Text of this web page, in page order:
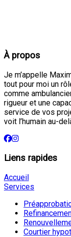
À propos
Je m’appelle
tout pour moi un
comme
rigueur et une
service de vos
voit l’humain au-
Liens rapides
Accueil
Services
Courtier